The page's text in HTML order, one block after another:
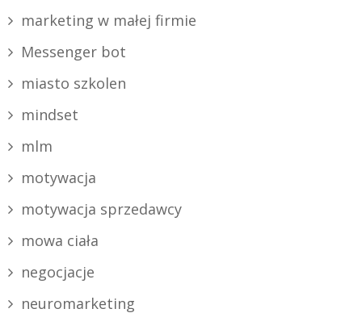
marketing w małej firmie
Messenger bot
miasto szkolen
mindset
mlm
motywacja
motywacja sprzedawcy
mowa ciała
negocjacje
neuromarketing